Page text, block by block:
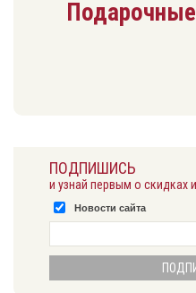
ПОДПИШИСЬ
и узнай первым о скидках
Новости сайта